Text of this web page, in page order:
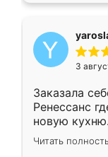
3
Заказала
Ренессанс
новую
вполне
два года,
Читать